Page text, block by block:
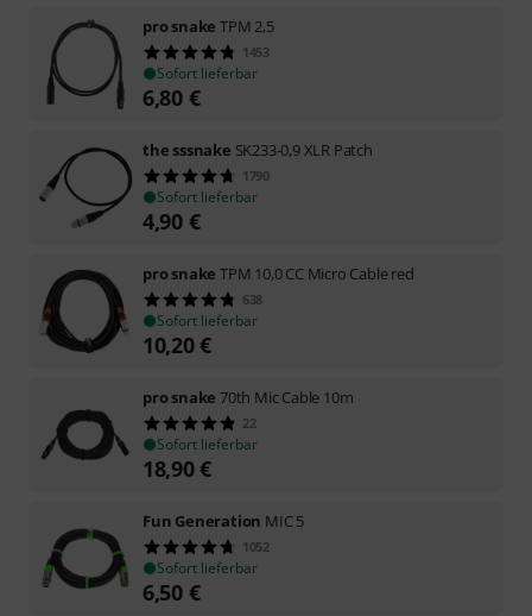
pro snake TPM 2,5
1453
Sofort lieferbar
6,80 €
the sssnake SK233-0,9 XLR Patch
1790
Sofort lieferbar
4,90 €
pro snake TPM 10,0 CC Micro Cable red
638
Sofort lieferbar
10,20€
pro snake 70th Mic Cable 10m
22
Sofort lieferbar
18,90€
Fun Generation MIC 5
1052
Sofort lieferbar
6,50 €